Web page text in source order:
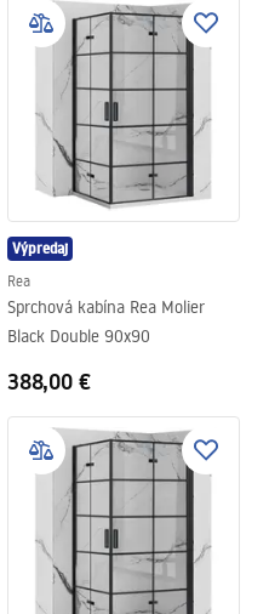
Výpredaj
Rea
Sprchová kabína Rea Molier
Black Double 90x90
388,00 €